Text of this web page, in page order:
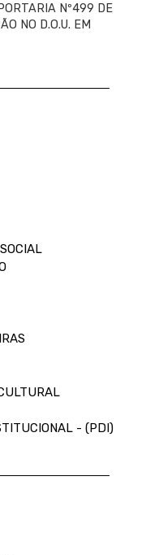
Nº499 DE
NO D.O.U. EM
- (PDI)